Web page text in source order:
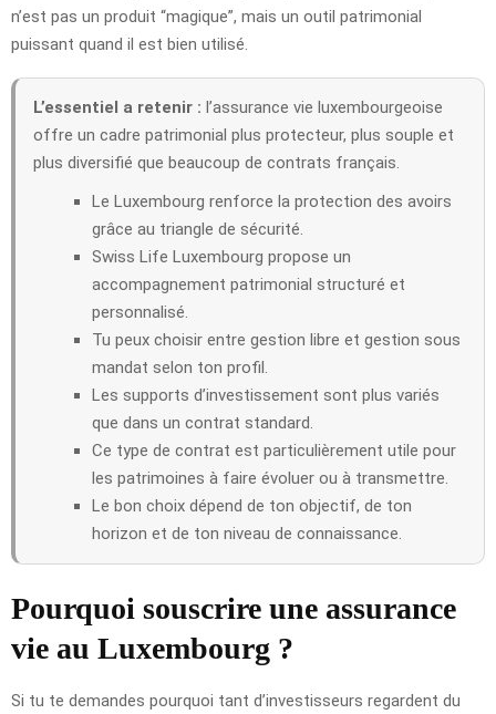
n’est pas un produit “magique”, mais un outil patrimonial
puissant quand il est bien utilisé.
L’essentiel a retenir : l’assurance vie luxembourgeoise
offre un cadre patrimonial plus protecteur, plus souple et
plus diversifié que beaucoup de contrats français.
Le Luxembourg renforce la protection des avoirs
grâce au triangle de sécurité.
Swiss Life Luxembourg propose un
accompagnement patrimonial structuré et
personnalisé.
Tu peux choisir entre gestion libre et gestion sous
mandat selon ton profil.
Les supports d’investissement sont plus variés
que dans un contrat standard.
Ce type de contrat est particulièrement utile pour
les patrimoines à faire évoluer ou à transmettre.
Le bon choix dépend de ton objectif, de ton
horizon et de ton niveau de connaissance.
Pourquoi souscrire une assurance
vie au Luxembourg ?
Si tu te demandes pourquoi tant d’investisseurs regardent du